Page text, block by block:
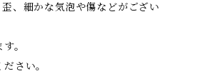
、細かな気泡や傷などがござい
。
さい。